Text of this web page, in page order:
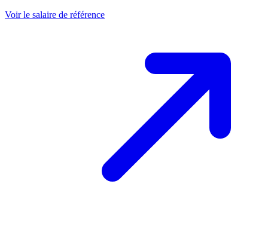
Voir le salaire de référence